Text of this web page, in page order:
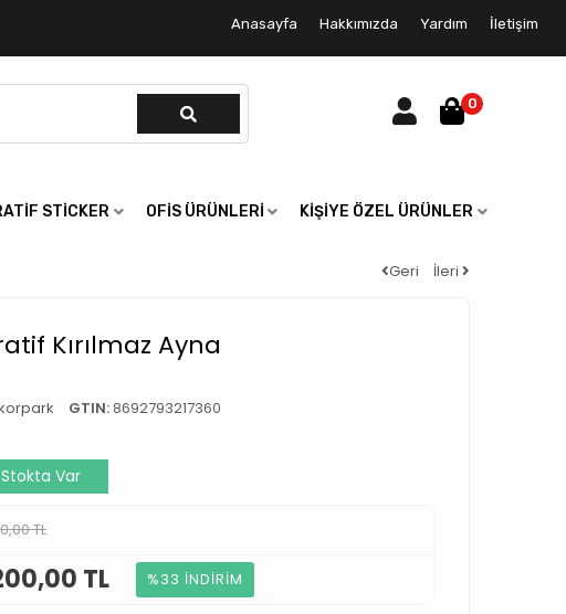
Anasayfa Hakkımızda Yardım İletişim
0
STICKER OFIS ÜRÜNLERI KIŞIYE ÖZEL ÜRÜNLER
Geri İleri
Kırılmaz Ayna
GTIN:8692793217360
Stokta Var
TL
TL %33 İNDİRİM